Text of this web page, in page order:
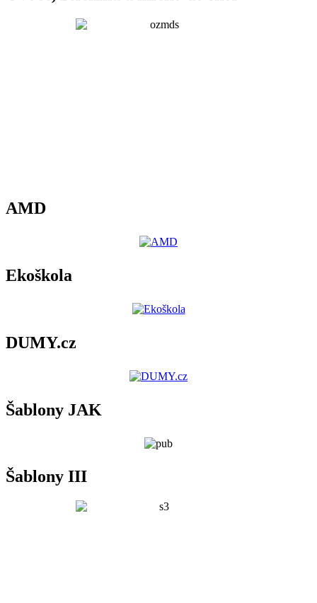
AMD
Ekoškola
DUMY.cz
Šablony JAK
Šablony III